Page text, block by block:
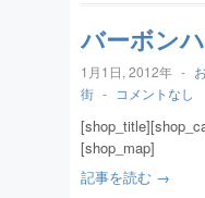
バーボン
1月1日, 2012年 -
街 - コメントなし
[shop_map]
記事を読む →